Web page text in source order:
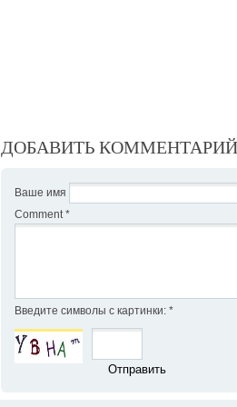
ДОБАВИТЬ КОММЕНТАРИЙ
Ваше имя
Comment *
Введите символы с картинки: *